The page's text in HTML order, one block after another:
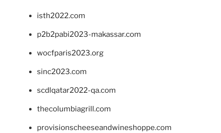
isth2022.com
p2b2pabi2023-makassar.com
wocfparis2023.org
sinc2023.com
scdlqatar2022-qa.com
thecolumbiagrill.com
provisionscheeseandwineshoppe.com